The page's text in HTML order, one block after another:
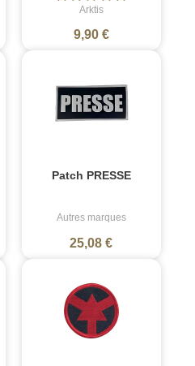
Arktis
9,90 €
Patch PRESSE
Autres marques
25,08 €